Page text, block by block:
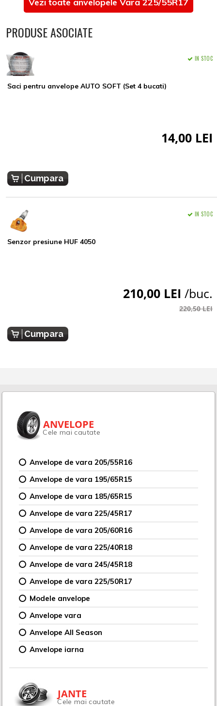
PRODUSE ASOCIATE
Saci pentru anvelope AUTO SOFT (Set 4 bucati)
IN STOC
14,00 LEI
Cumpara
Senzor presiune HUF 4050
IN STOC
210,00 LEI /buc.
220,50 LEI
Cumpara
ANVELOPE
Cele mai cautate
Anvelope de vara 205/55R16
Anvelope de vara 195/65R15
Anvelope de vara 185/65R15
Anvelope de vara 225/45R17
Anvelope de vara 205/60R16
Anvelope de vara 225/40R18
Anvelope de vara 245/45R18
Anvelope de vara 225/50R17
Modele anvelope
Anvelope vara
Anvelope All Season
Anvelope iarna
JANTE
Cele mai cautate